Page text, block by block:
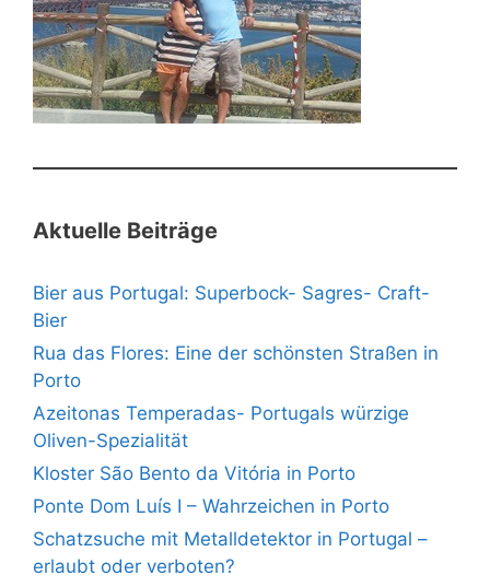
Aktuelle Beiträge
Bier aus Portugal: Superbock- Sagres- Craft-
Bier
Rua das Flores: Eine der schönsten Straßen in
Porto
Azeitonas Temperadas- Portugals würzige
Oliven-Spezialität
Kloster São Bento da Vitória in Porto
Ponte Dom Luís I – Wahrzeichen in Porto
Schatzsuche mit Metalldetektor in Portugal –
erlaubt oder verboten?